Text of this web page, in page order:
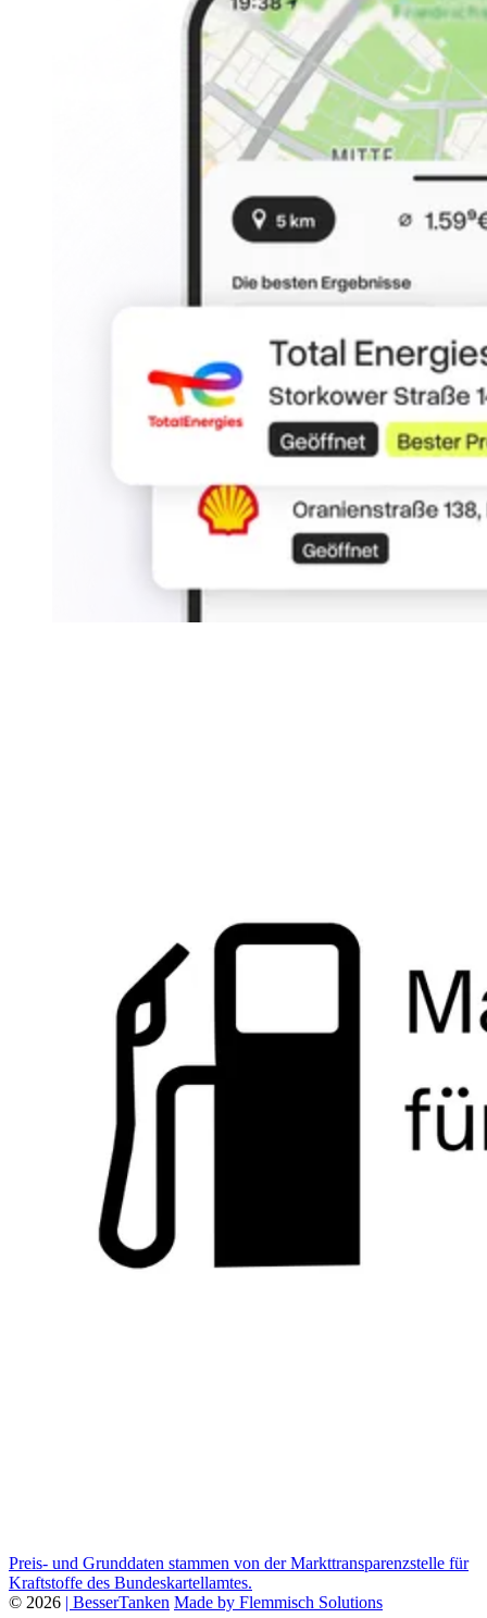
Preis- und Grunddaten stammen von der Markttransparenzstelle für
Kraftstoffe des Bundeskartellamtes.
© 2026 | BesserTanken Made by Flemmisch Solutions